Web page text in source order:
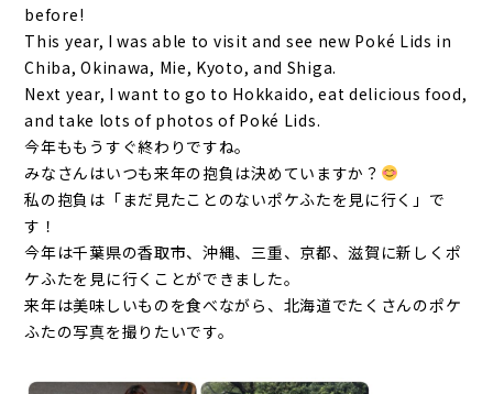
before!
This year, I was able to visit and see new Poké Lids in
Chiba, Okinawa, Mie, Kyoto, and Shiga.
Next year, I want to go to Hokkaido, eat delicious food,
and take lots of photos of Poké Lids.
今年ももうすぐ終わりですね。
みなさんはいつも来年の抱負は決めていますか？
私の抱負は「まだ見たことのないポケふたを見に行く」で
す！
今年は千葉県の香取市、沖縄、三重、京都、滋賀に新しくポ
ケふたを見に行くことができました。
来年は美味しいものを食べながら、北海道でたくさんのポケ
ふたの写真を撮りたいです。